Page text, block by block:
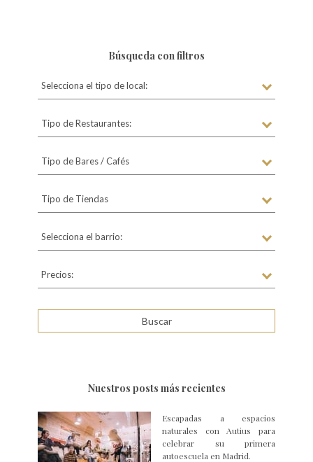
Búsqueda con filtros
Selecciona el tipo de local:
Tipo de Restaurantes:
Tipo de Bares / Cafés
Tipo de Tiendas
Selecciona el barrio:
Precios:
Nuestros posts más recientes
Escapadas a espacios
naturales con Autius para
celebrar su primera
autoescuela en Madrid.